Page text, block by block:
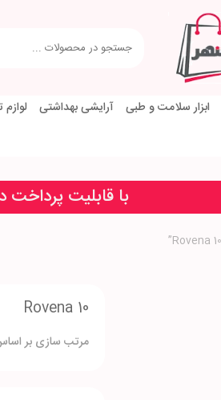
ابزار سلامت و طبی آرایشی بهداشتی لوازم
با قابلیت
Rovena 10
مرتب سازی بر